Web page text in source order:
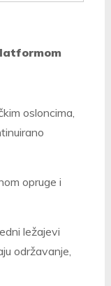
osloncima,
opruge i
ležajevi
održavanje,